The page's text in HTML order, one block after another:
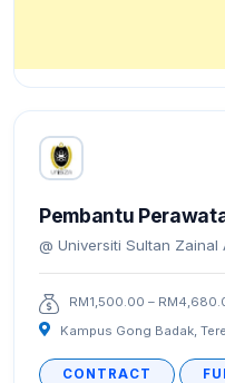
Pembantu
Universiti Sultan Zainal
RM1,500.00 –
Kampus Gong Badak,
CONTRACT